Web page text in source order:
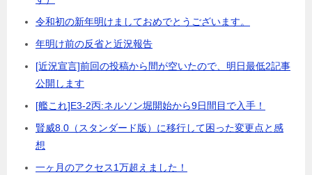
令和初の新年明けましておめでとうございます。
年明け前の反省と近況報告
[近況宣言]前回の投稿から間が空いたので、明日最低2記事
公開します
[艦これ]E3-2丙:ネルソン堀開始から9日間目で入手！
賢威8.0（スタンダード版）に移行して困った変更点と感
想
一ヶ月のアクセス1万超えました！